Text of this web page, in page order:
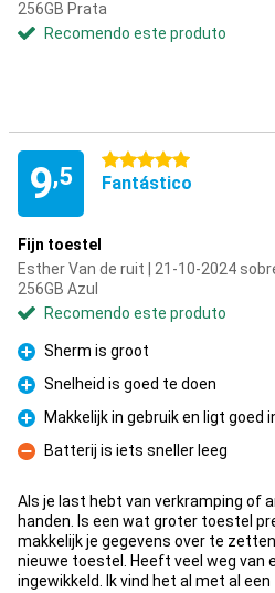
256GB Prata
Recomendo este produto
9,5
5 estrelas
Fantástico
Fijn toestel
Esther Van de ruit | 21-10-2024
256GB Azul
Recomendo este produto
Prós
Sherm is groot
Prós
Snelheid is goed te doen
Prós
Makkelijk in gebruik en ligt goed
Contras
Batterij is iets sneller leeg
Als je last hebt van verkramping of
handen. Is een wat groter toestel
makkelijk je gegevens over te
nieuwe toestel. Heeft veel weg van
ingewikkeld. Ik vind het al met al een